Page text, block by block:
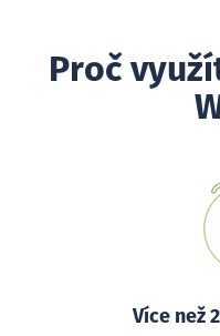
Proč
Více než